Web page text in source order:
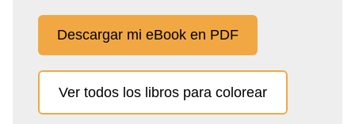
Descargar mi eBook en PDF
Ver todos los libros para colorear